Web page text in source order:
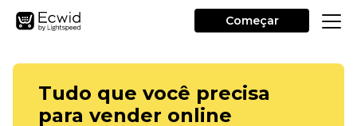
Começar
Tudo que você precisa
para vender online